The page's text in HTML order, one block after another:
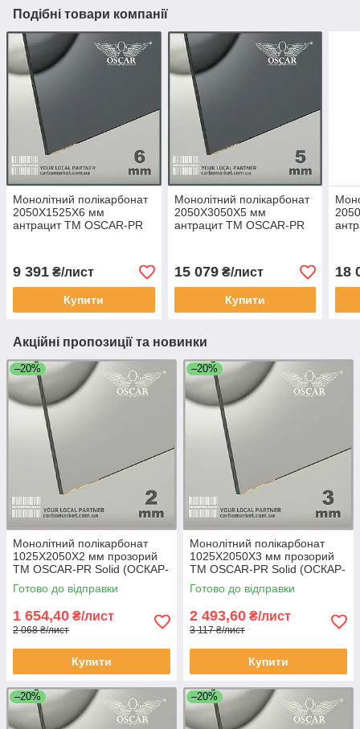
Подібні товари компанії
Монолітний полікарбонат
2050Х1525Х6 мм
антрацит TM OSCAR-PR
9 391 ₴/лист
Купити
Монолітний полікарбонат
2050Х3050Х5 мм
антрацит TM OSCAR-PR
15 079₴/лист
Купити
18
Акційні пропозиції та новинки
–20%
Монолітний полікарбонат
1025Х2050Х2 мм прозорий
TM OSCAR-PR Solid (ОСКАР-
Преміум) Сербія
Готово до відправки
1 654,40 ₴/лист
2 068 ₴/лист
Купити
–20%
Монолітний полікарбонат
1025Х2050Х3 мм прозорий
TM OSCAR-PR Solid (ОСКАР-
Преміум) Сербія
Готово до відправки
2 493,60 ₴/лист
3 117 ₴/лист
Купити
–20% –20%